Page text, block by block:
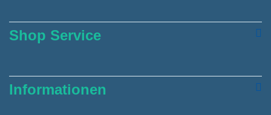
Shop Service
Informationen